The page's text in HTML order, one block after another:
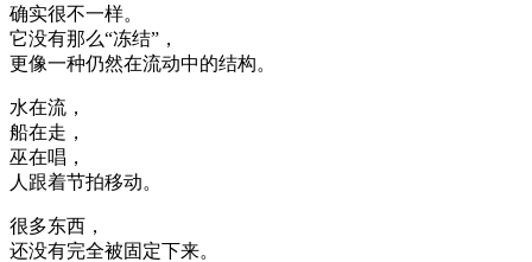
确实很不一样。
它没有那么“冻结”，
更像一种仍然在流动中的结构。
水在流，
船在走，
巫在唱，
人跟着节拍移动。
很多东西，
还没有完全被固定下来。